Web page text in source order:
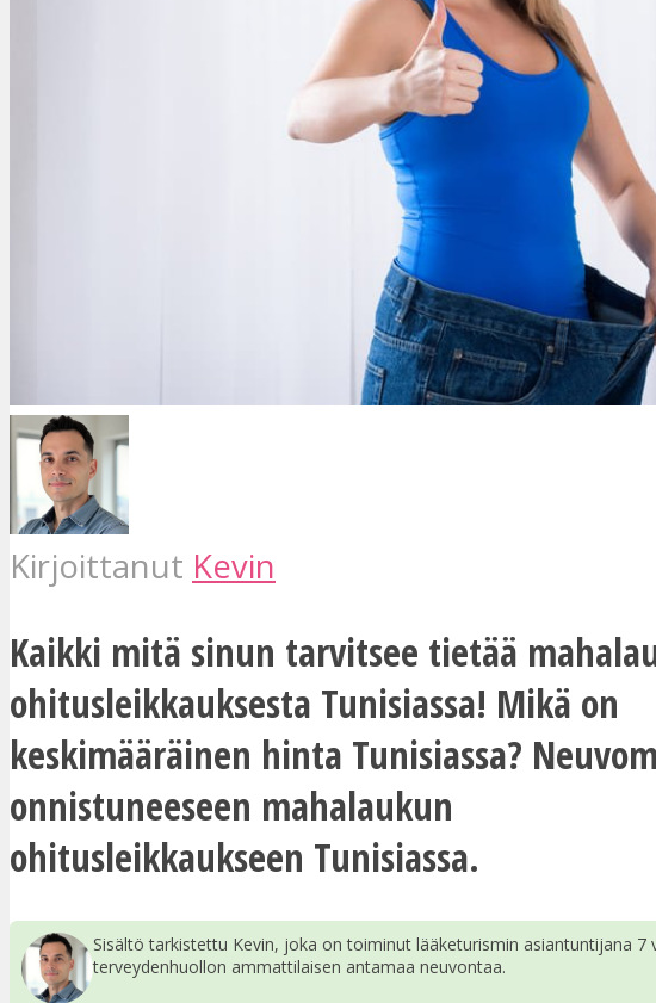
Kirjoittanut Kevin
Kaikki mitä sinun tarvitsee tietää
ohitusleikkauksesta Tunisiassa! Mikä on
keskimääräinen hinta Tunisiassa?
onnistuneeseen mahalaukun
ohitusleikkaukseen Tunisiassa.
Sisältö tarkistettu Kevin, joka on toiminut lääketurismin asiantuntijana
terveydenhuollon ammattilaisen antamaa neuvontaa.